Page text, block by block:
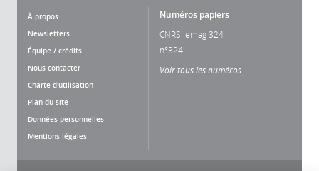
À propos
Newsletters
Équipe / crédits
Nous contacter
Charte d'utilisation
Plan du site
Données personnelles
Mentions légales
Numéros papiers
CNRS lemag 324
n°324
Voir tous les numéros